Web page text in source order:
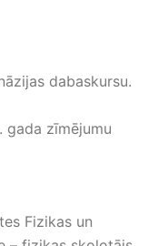
dabaskursu.
gada zīmējumu
Fizikas un